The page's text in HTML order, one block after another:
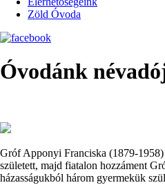
Zöld Óvoda
Óvodánk
Gróf Apponyi Franciska (1879-
született, majd fiatalon hozzáment
házasságukból három gyermekük